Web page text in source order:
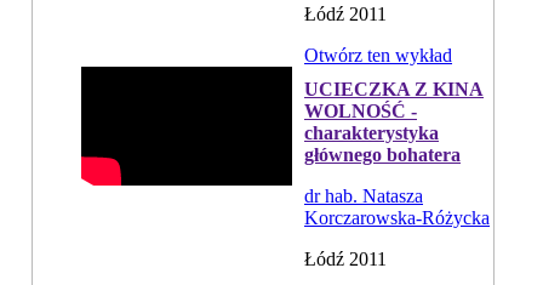
Łódź 2011
Otwórz ten wykład
UCIECZKA Z KINA
WOLNOŚĆ -
charakterystyka
głównego bohatera
dr hab. Natasza
Korczarowska-Różycka
Łódź 2011